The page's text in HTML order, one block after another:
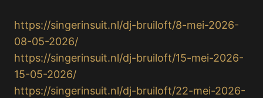
https://singerinsuit.nl/dj-bruiloft/8-mei-2026-
08-05-2026/
https://singerinsuit.nl/dj-bruiloft/15-mei-2026-
15-05-2026/
https://singerinsuit.nl/dj-bruiloft/22-mei-2026-